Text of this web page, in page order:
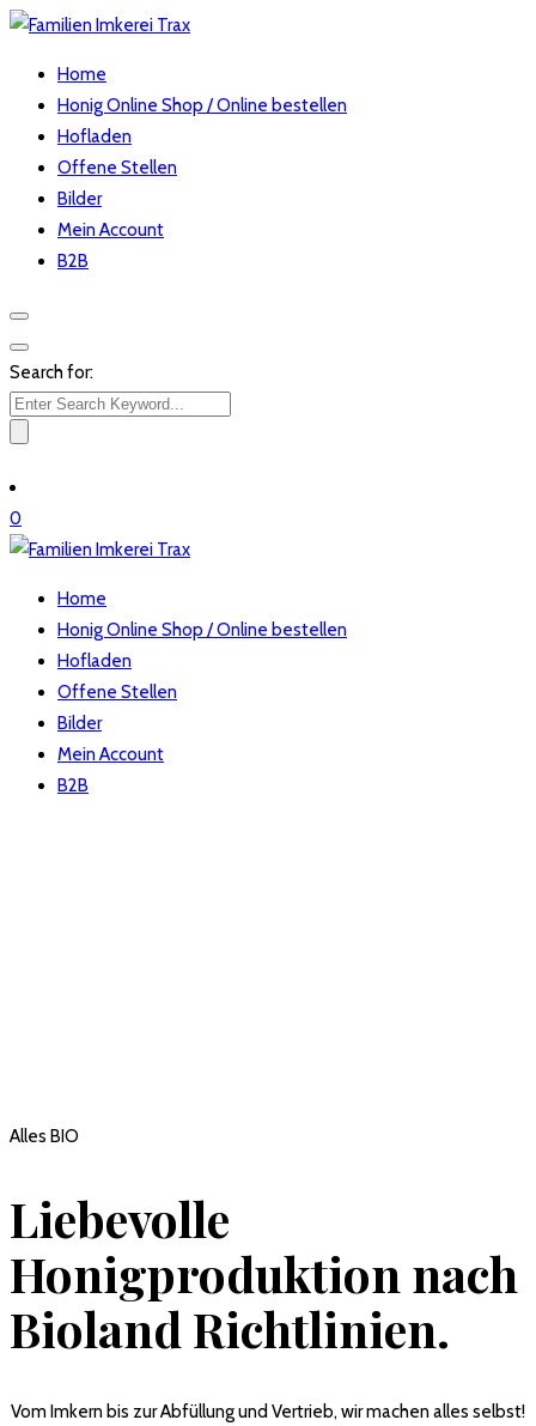
Home
Honig Online Shop / Online bestellen
Hofladen
Offene Stellen
Bilder
Mein Account
B2B
Search for:
0
Home
Honig Online Shop / Online bestellen
Hofladen
Offene Stellen
Bilder
Mein Account
B2B
Alles BIO
Liebevolle
Honigproduktion nach
Bioland Richtlinien.
Vom Imkern bis zur Abfüllung und Vertrieb, wir machen alles selbst!